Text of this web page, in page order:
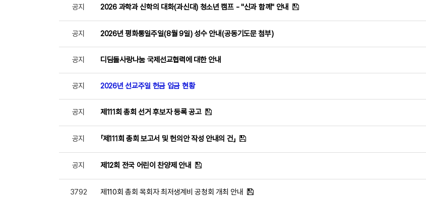
공지 2026 과학과 신학의 대화(과신대) 청소년 캠프 - "신과 함께" 안내
공지 2026년 평화통일주일(8월 9일) 성수 안내(공동기도문 첨부)
공지 디딤돌사랑나눔 국제선교협력에 대한 안내
공지 2026년 선교주일 헌금 입금 현황
공지 제111회 총회 선거 후보자 등록 공고
공지 「제111회 총회 보고서 및 헌의안 작성 안내의 건」
공지 제12회 전국 어린이 찬양제 안내
3792 제110회 총회 목회자 최저생계비 공청회 개최 안내